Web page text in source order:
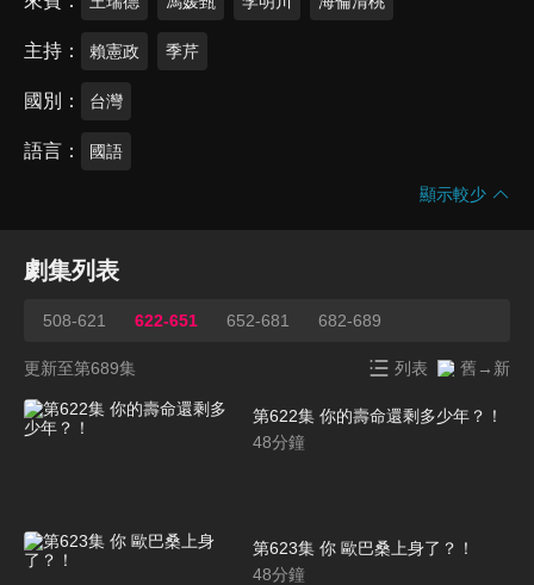
主持 賴憲政 季芹
國別 台灣
語言 國語
顯示較少
劇集列表
508-621 622-651 652-681 682-689
更新至第689集 列表 舊→新
第622集 你的壽命還剩多少年？！
48分鐘
第623集 你 歐巴桑上身了？！
48分鐘